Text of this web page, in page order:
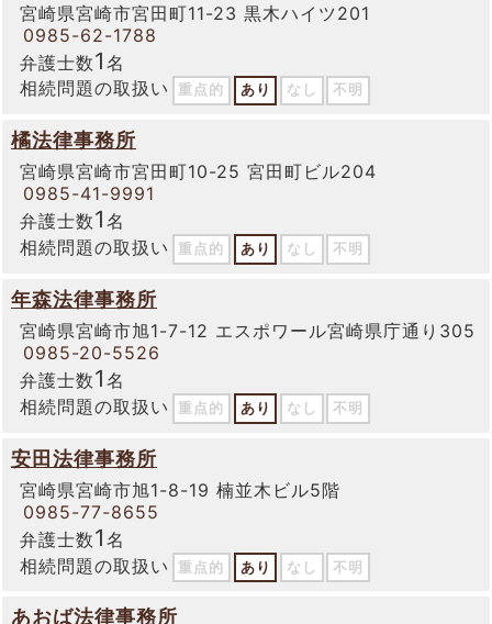
宮崎県宮崎市宮田町11-23 黒木ハイツ201
0985-62-1788
弁護士数1 名
相続問題の取扱い
重点的 あり なし 不明
橘法律事務所
宮崎県宮崎市宮田町10-25 宮田町ビル204
0985-41-9991
弁護士数1 名
相続問題の取扱い
重点的 あり なし 不明
年森法律事務所
宮崎県宮崎市旭1-7-12 エスポワール宮崎県庁通り305
0985-20-5526
弁護士数1 名
相続問題の取扱い
重点的 あり なし 不明
安田法律事務所
宮崎県宮崎市旭1-8-19 楠並木ビル5階
0985-77-8655
弁護士数1 名
相続問題の取扱い
重点的 あり なし 不明
あおば法律事務所